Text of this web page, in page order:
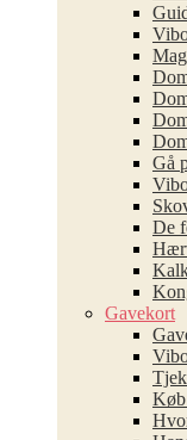
Gå
De
Gavekort
Køb